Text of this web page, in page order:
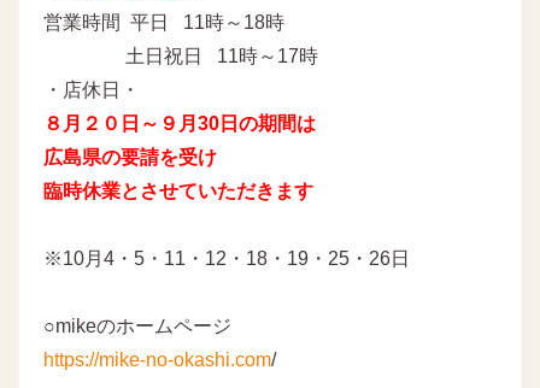
営業時間 平日 11時～18時
土日祝日 11時～17時
・店休日・
８月２０日～９月30日の期間は
広島県の要請を受け
臨時休業とさせていただきます
※10月4・5・11・12・18・19・25・26日
○mikeのホームページ
https://mike-no-okashi.com/